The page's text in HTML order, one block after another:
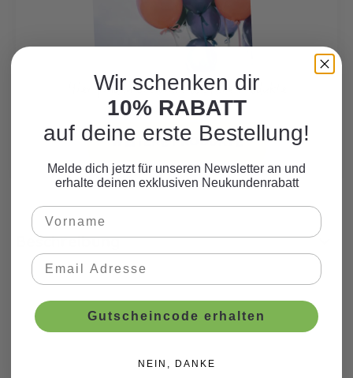
Hier finden Sie viele weitere Produkte
zum Motto.
WEITERE PRODUKTE
Beschreibung
Wir schenken dir
10% RABATT
auf deine erste Bestellung!
Melde dich jetzt für unseren Newsletter an und
erhalte deinen exklusiven Neukundenrabatt
Gutscheincode erhalten
NEIN, DANKE